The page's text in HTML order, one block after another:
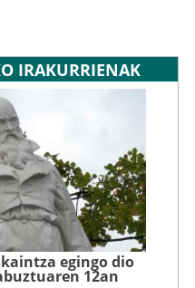
IRAKURRIENAK
egingo dio
12an